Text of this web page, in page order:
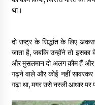
3
राष्ट्रीय
3
यह समझना
था।
दो राष्ट्र के सिद्धांत के लिए
जाता है, जबकि उन्होंने तो
और मुसलमान दो अलग क़ौम हैं और
गढ़ने वाले और कोई नहीं
गढ़ा था, मगर उसे नस्ली आधार पर